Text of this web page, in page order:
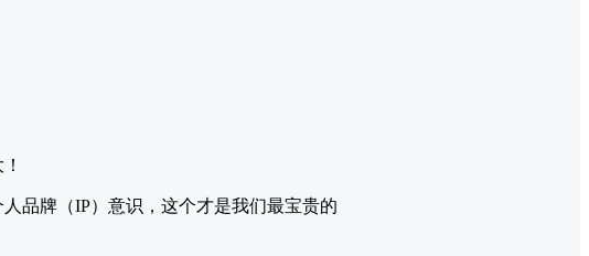
品牌（IP）意识，这个才是我们最宝贵的